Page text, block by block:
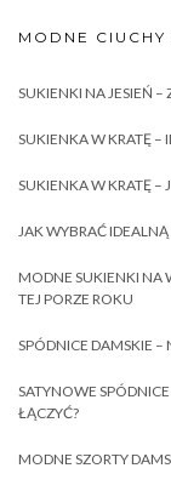
MODNE
SUKIENKI NA JESIEŃ –
SUKIENKA W KRATĘ –
SUKIENKA W KRATĘ –
JAK WYBRAĆ
MODNE SUKIENKI NA
TEJ PORZE ROKU
SPÓDNICE DAMSKIE –
SATYNOWE
ŁĄCZYĆ?
MODNE SZORTY